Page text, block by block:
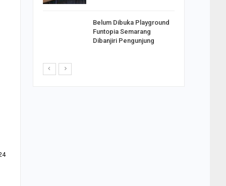
Belum Dibuka Playground
Funtopia Semarang
Dibanjiri Pengunjung